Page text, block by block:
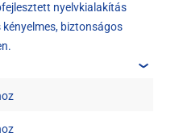
nyelvkialakítás
biztonságos